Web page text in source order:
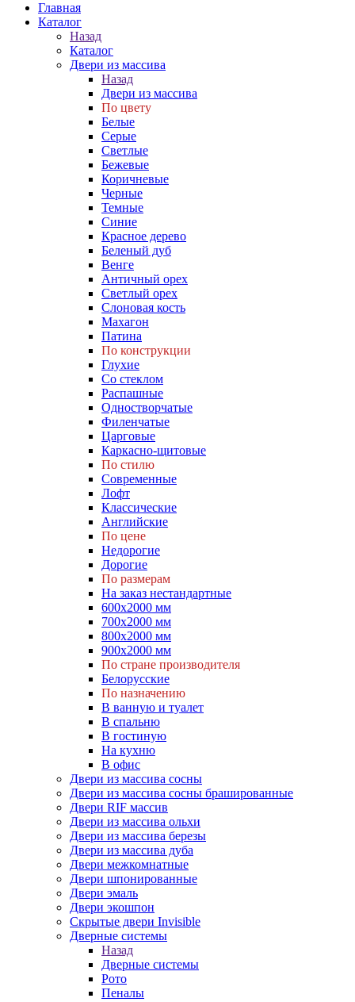
Главная
Каталог
Назад
Каталог
Двери из массива
Назад
Двери из массива
По цвету
Белые
Серые
Светлые
Бежевые
Коричневые
Черные
Темные
Синие
Красное дерево
Беленый дуб
Венге
Античный орех
Светлый орех
Слоновая кость
Махагон
Патина
По конструкции
Глухие
Со стеклом
Распашные
Одностворчатые
Филенчатые
Царговые
Каркасно-щитовые
По стилю
Современные
Лофт
Классические
Английские
По цене
Недорогие
Дорогие
По размерам
На заказ нестандартные
600х2000 мм
700х2000 мм
800х2000 мм
900х2000 мм
По стране производителя
Белорусские
По назначению
В ванную и туалет
В спальню
В гостиную
На кухню
В офис
Двери из массива сосны
Двери из массива сосны брашированные
Двери RIF массив
Двери из массива ольхи
Двери из массива березы
Двери из массива дуба
Двери межкомнатные
Двери шпонированные
Двери эмаль
Двери экошпон
Скрытые двери Invisible
Дверные системы
Назад
Дверные системы
Рото
Пеналы